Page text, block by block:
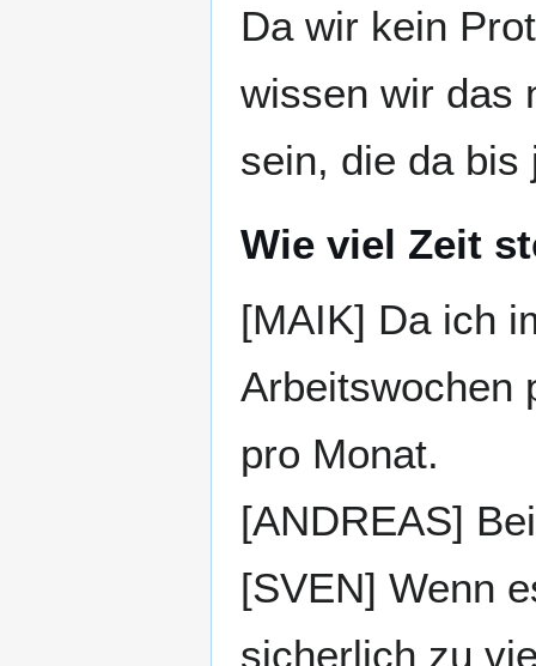
Da wir kein
wissen wir das
sein, die da bis
Wie viel Zeit
[MAIK] Da ich
Arbeitswochen
pro Monat.
[ANDREAS]
[SVEN] Wenn
sicherlich zu